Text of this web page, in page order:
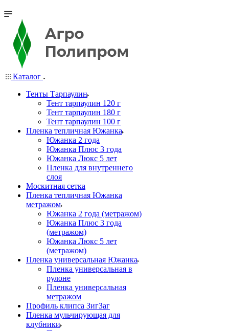
Каталог
Тенты Тарпаулин
Тент тарпаулин 120 г
Тент тарпаулин 180 г
Тент тарпаулин 100 г
Пленка тепличная Южанка
Южанка 2 года
Южанка Плюс 3 года
Южанка Люкс 5 лет
Пленка для внутреннего
слоя
Москитная сетка
Пленка тепличная Южанка
метражом
Южанка 2 года (метражом)
Южанка Плюс 3 года
(метражом)
Южанка Люкс 5 лет
(метражом)
Пленка универсальная Южанка
Пленка универсальная в
рулоне
Пленка универсальная
метражом
Профиль клипса ЗигЗаг
Пленка мульчирующая для
клубники